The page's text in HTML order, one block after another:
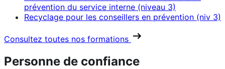
prévention du service interne (niveau 3)
Recyclage pour les conseillers en prévention (niv 3)
Consultez toutes nos formations
Personne de confiance